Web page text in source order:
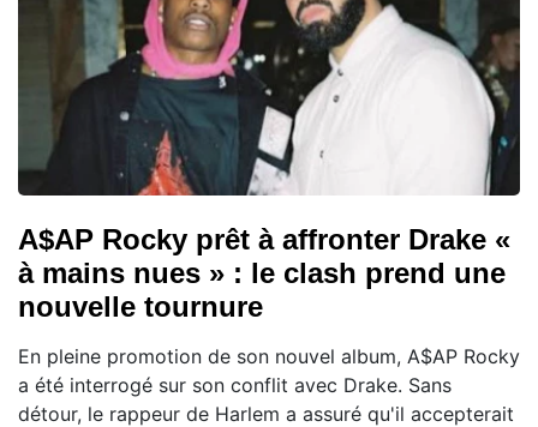
A$AP Rocky prêt à affronter Drake «
à mains nues » : le clash prend une
nouvelle tournure
En pleine promotion de son nouvel album, A$AP Rocky
a été interrogé sur son conflit avec Drake. Sans
détour, le rappeur de Harlem a assuré qu'il accepterait